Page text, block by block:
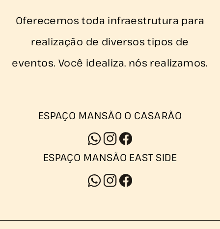
Oferecemos toda infraestrutura para
realização de diversos tipos de
eventos. Você idealiza, nós realizamos.
ESPAÇO MANSÃO O CASARÃO
ESPAÇO MANSÃO EAST SIDE